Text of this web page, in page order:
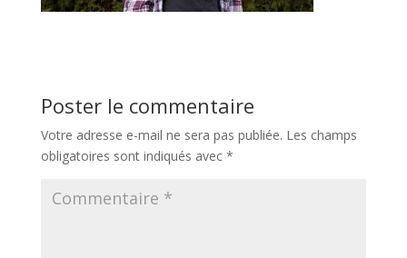
Poster le commentaire
Votre adresse e-mail ne sera pas publiée. Les champs
obligatoires sont indiqués avec *